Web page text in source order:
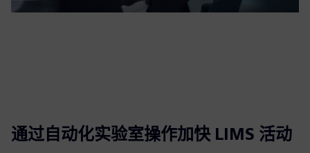
通过自动化实验室操作加快 LIMS 活动